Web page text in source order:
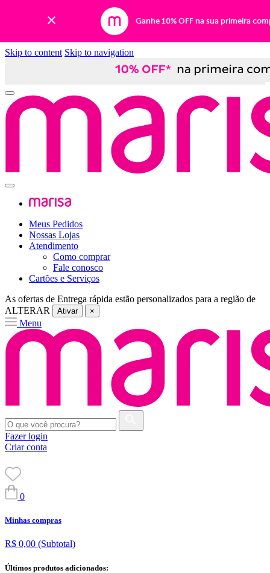
Ganhe 10% OFF na sua primeira
Skip to content Skip to navigation
Meus Pedidos
Nossas Lojas
Atendimento
Como comprar
Fale conosco
Cartões e Serviços
As ofertas de Entrega rápida estão personalizados para a região de
ALTERAR
Ativar ×
Menu
Fazer login
Criar conta
0
Minhas compras
R$ 0,00 (Subtotal)
Últimos produtos adicionados: